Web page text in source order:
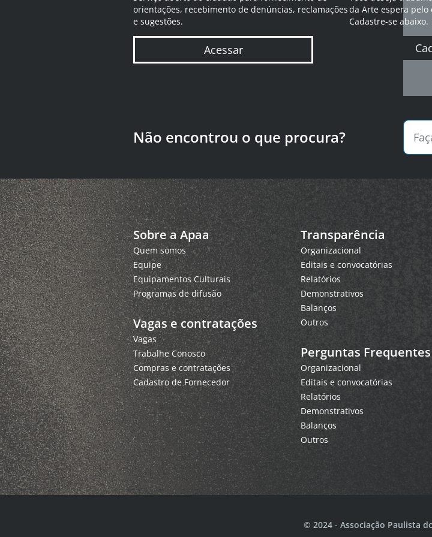
orientações, recebimento de denúncias, reclamações
e sugestões.
Acessar
da Arte espera
Cadastre-se abaixo.
Não encontrou o que procura?
Sobre a Apaa
Quem somos
Equipe
Equipamentos Culturais
Programas de difusão
Vagas e contratações
Vagas
Trabalhe Conosco
Compras e contratações
Cadastro de Fornecedor
Transparência
Organizacional
Editais e convocatórias
Relatórios
Demonstrativos
Balanços
Outros
Perguntas Frequentes
Organizacional
Editais e convocatórias
Relatórios
Demonstrativos
Balanços
Outros
© 2024 - Associação Paulista